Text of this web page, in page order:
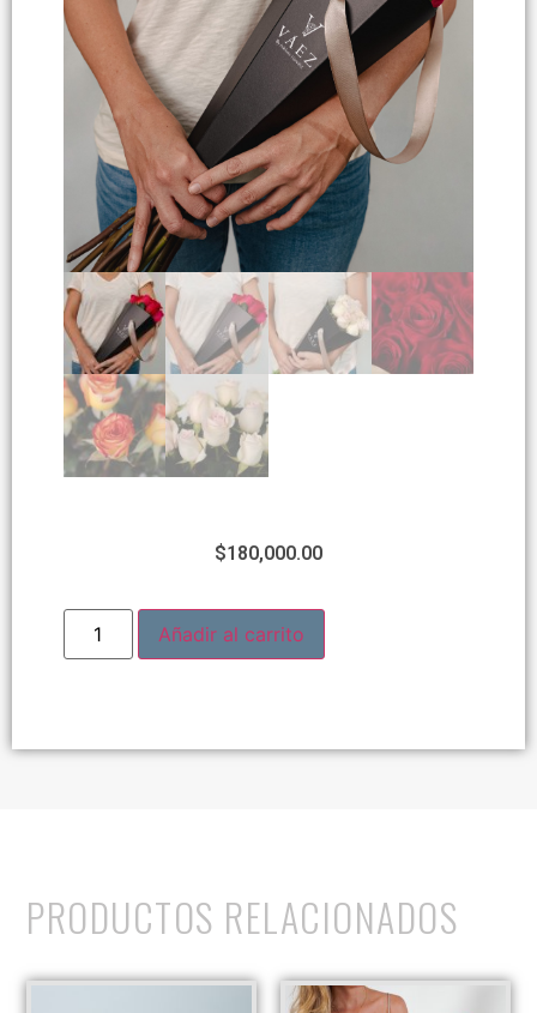
$180,000.00
Añadir al carrito
PRODUCTOS RELACIONADOS